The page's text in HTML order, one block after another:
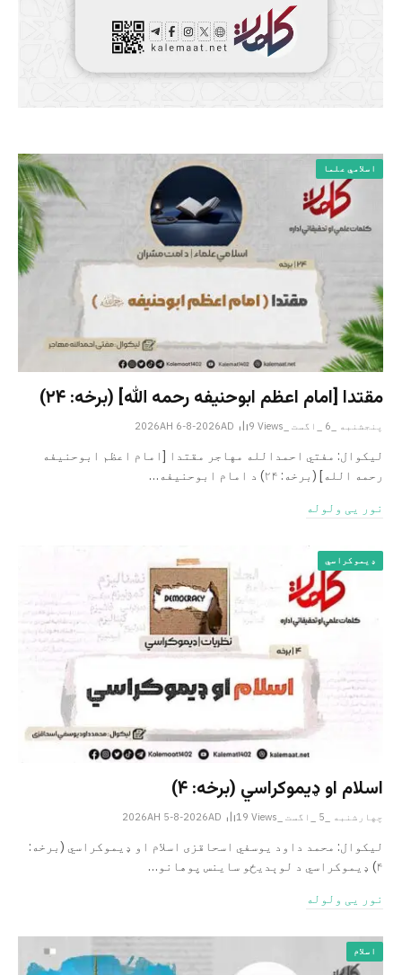
اسلامي علما
مقتدا [امام اعظم ابوحنیفه رحمه الله‎] (برخه: ۲۴)
پنجشنبه _6 _اگست _2026AH 6-8-2026AD 9 Views
لیکوال: مفتي احمدالله مهاجر مقتدا [امام اعظم ابوحنیفه
رحمه الله‎] (برخه: ۲۴) د امام ابوحنيفه…
نور یی ولوله
ډیموکراسي
اسلام او ډیموکراسي (برخه: ۴)
چهارشنبه _5 _اگست _2026AH 5-8-2026AD 19 Views
لیکوال: محمد داود یوسفي اسحاقزی اسلام او ډیموکراسي (برخه:
۴) ډیموکراسي د لوېدیځو ساینس پوهانو…
نور یی ولوله
اسلام